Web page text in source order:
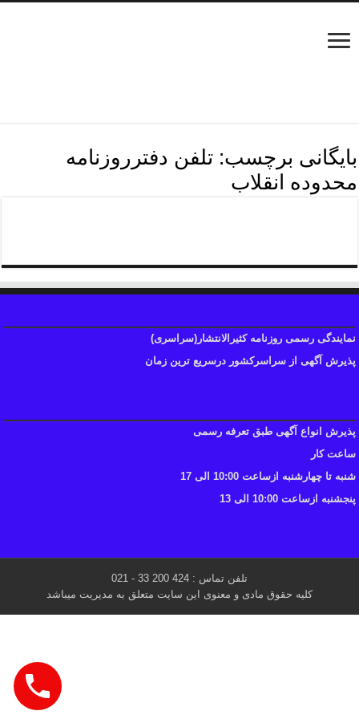
بایگانی برچسب: تلفن دفترروزنامه
محدوده انقلاب
نمایندگی رسمی روزنامه کثیرالانتشار(سراسری)
پذیرش آگهی از سراسرکشور درسریع ترین زمان
پذیرش انواع آگهی طبق تعرفه رسمی
ساعت کار
شنبه تا چهارشنبه ازساعت 10:00 الی 17
پنجشنبه ازساعت 10:00 الی 13
تلفن تماس : 424 200 33 - 021
کلیه حقوق مادی و معنوی این سایت متعلق به مدیریت میباشد